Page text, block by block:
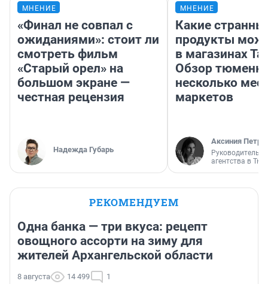
МНЕНИЕ
«Финал не совпал с
ожиданиями»: стоит ли
смотреть фильм
«Старый орел» на
большом экране —
честная рецензия
Надежда Губарь
МНЕНИЕ
Какие
продукты
в магазинах
Обзор
несколько
маркетов
Аксиния
Руководитель
агентства в
РЕКОМЕНДУЕМ
Одна банка — три вкуса: рецепт
овощного ассорти на зиму для
жителей Архангельской области
8 августа 14 499 1